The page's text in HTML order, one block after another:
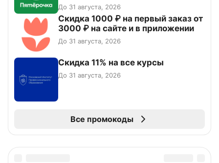
До 31 августа, 2026
Скидка 1000 ₽ на первый заказ от
3000 ₽ на сайте и в приложении
До 31 августа, 2026
Скидка 11% на все курсы
До 31 августа, 2026
Все промокоды